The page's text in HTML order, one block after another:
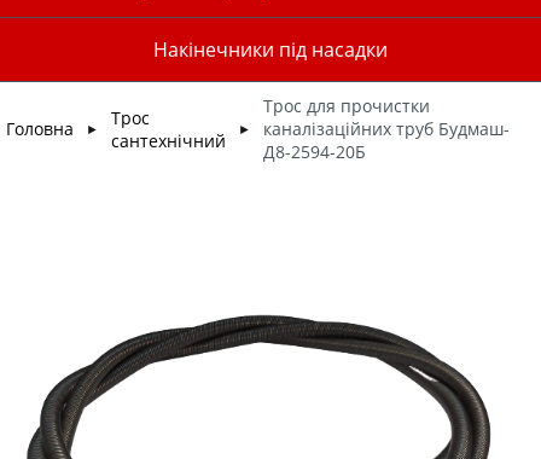
Накінечники під насадки
Головна ►
Трос
сантехнічний
►
Трос для прочистки
каналізаційних труб Будмаш-
Д8-2594-20Б